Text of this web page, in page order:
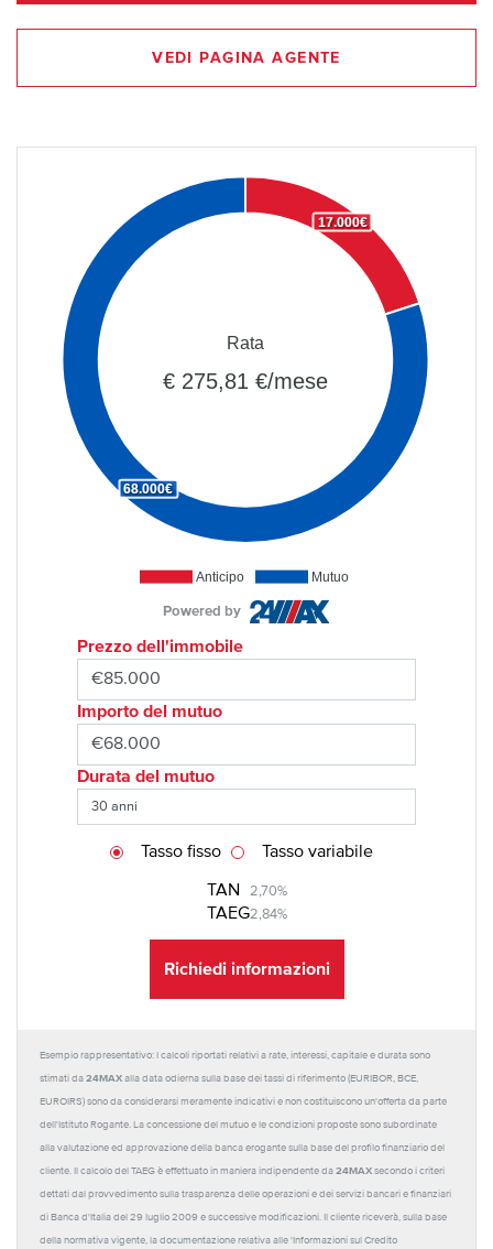
VEDI PAGINA AGENTE
Anticipo Mutuo
17.000€
68.000€
Rata
€ 275,81 €/mese
Powered by
Prezzo dell'immobile
Importo del mutuo
Durata del mutuo
TAN 2,70%
TAEG2,84%
Tasso fisso Tasso variabile
Richiedi informazioni
Esempio rappresentativo: I calcoli riportati relativi a rate, interessi, capitale e durata sono
stimati da 24MAX alla data odierna sulla base dei tassi di riferimento (EURIBOR, BCE,
EUROIRS) sono da considerarsi meramente indicativi e non costituiscono un'offerta da parte
dell'Istituto Rogante. La concessione del mutuo e le condizioni proposte sono subordinate
alla valutazione ed approvazione della banca erogante sulla base del profilo finanziario del
cliente. Il calcolo del TAEG è effettuato in maniera indipendente da 24MAX secondo i criteri
dettati dal provvedimento sulla trasparenza delle operazioni e dei servizi bancari e finanziari
di Banca d'Italia del 29 luglio 2009 e successive modificazioni. Il cliente riceverà, sulla base
della normativa vigente, la documentazione relativa alle 'Informazioni sul Credito